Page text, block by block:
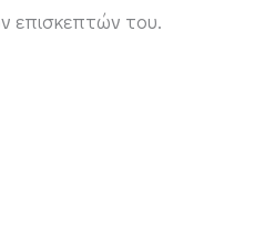
επισκεπτών του.